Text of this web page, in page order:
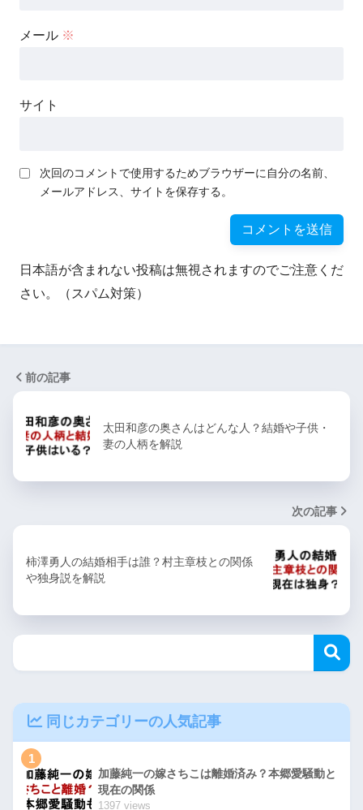
メール ※
サイト
次回のコメントで使用するためブラウザーに自分の名前、
メールアドレス、サイトを保存する。
日本語が含まれない投稿は無視されますのでご注意くだ
さい。（スパム対策）
前の記事
太田和彦の奥さんはどんな人？結婚や子供・
妻の人柄を解説
次の記事
柿澤勇人の結婚相手は誰？村主章枝との関係
や独身説を解説
同じカテゴリーの人気記事
1
加藤純一の嫁さちこは離婚済み？本郷愛騒動と
現在の関係
1397 views